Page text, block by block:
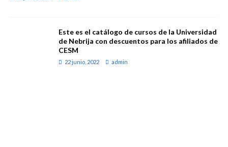
Este es el catálogo de cursos de la Universidad
de Nebrija con descuentos para los afiliados de
CESM
22 junio, 2022 admin